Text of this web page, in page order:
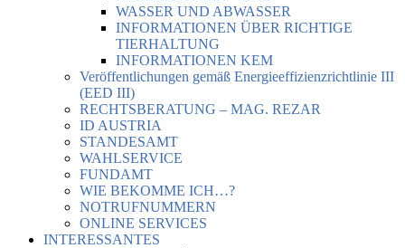
WASSER UND ABWASSER
INFORMATIONEN ÜBER RICHTIGE
TIERHALTUNG
INFORMATIONEN KEM
Veröffentlichungen gemäß Energieeffizienzrichtlinie III
(EED III)
RECHTSBERATUNG – MAG. REZAR
ID AUSTRIA
STANDESAMT
WAHLSERVICE
FUNDAMT
WIE BEKOMME ICH…?
NOTRUFNUMMERN
ONLINE SERVICES
INTERESSANTES